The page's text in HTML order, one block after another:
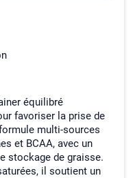
équilibré
favoriser la prise de
multi-sources
et BCAA, avec un
stockage de graisse.
il soutient un